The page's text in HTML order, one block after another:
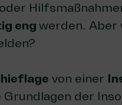
engwerden. Aber
von einer
der